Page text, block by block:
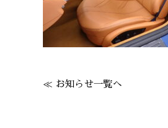
≪ お知らせ一覧へ